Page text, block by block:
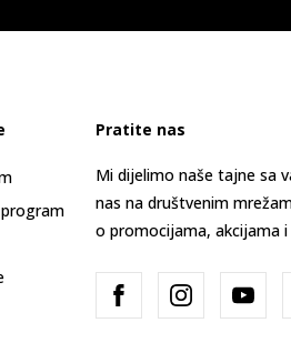
Pratite nas
Mi dijelimo naše tajne sa
nas na društvenim
o promocijama, akcijama